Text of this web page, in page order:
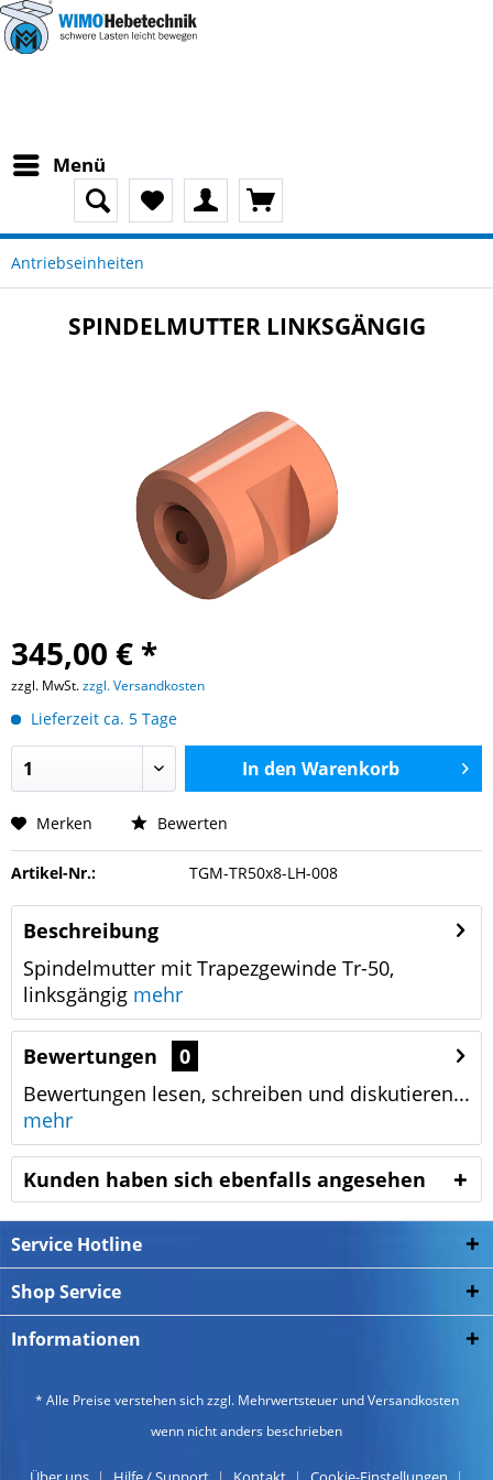
Menü
Antriebseinheiten
SPINDELMUTTER LINKSGÄNGIG
345,00 € *
zzgl. MwSt.zzgl. Versandkosten
Lieferzeit ca. 5 Tage
In den Warenkorb
Merken Bewerten
Artikel-Nr.: TGM-TR50x8-LH-008
Beschreibung
Spindelmutter mit Trapezgewinde Tr-50,
linksgängig mehr
Bewertungen
0
Bewertungen lesen, schreiben und diskutieren...
mehr
Kunden haben sich ebenfalls angesehen
Service Hotline
Shop Service
Informationen
* Alle Preise verstehen sich zzgl. Mehrwertsteuer undVersandkosten
wenn nicht anders beschrieben